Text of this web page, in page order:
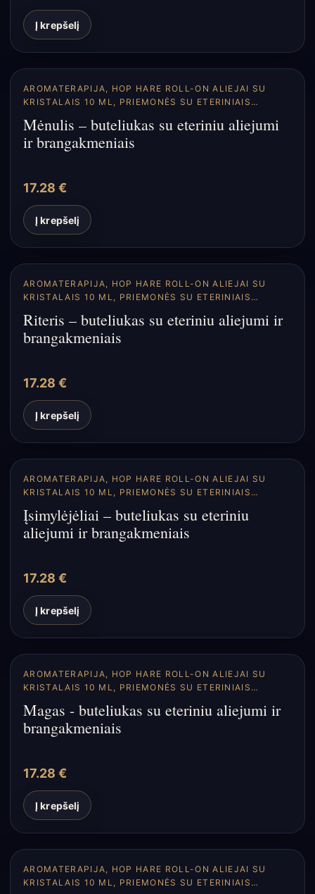
Į krepšelį
AROMATERAPIJA, HOP HARE ROLL-ON ALIEJAI SU
KRISTALAIS 10 ML, PRIEMONĖS SU ETERINIAIS
Mėnulis – buteliukas su eteriniu aliejumi
ir brangakmeniais
17.28 €
Į krepšelį
AROMATERAPIJA, HOP HARE ROLL-ON ALIEJAI SU
KRISTALAIS 10 ML, PRIEMONĖS SU ETERINIAIS
Riteris – buteliukas su eteriniu aliejumi ir
brangakmeniais
17.28 €
Į krepšelį
AROMATERAPIJA, HOP HARE ROLL-ON ALIEJAI SU
KRISTALAIS 10 ML, PRIEMONĖS SU ETERINIAIS
Įsimylėjėliai – buteliukas su eteriniu
aliejumi ir brangakmeniais
17.28 €
Į krepšelį
AROMATERAPIJA, HOP HARE ROLL-ON ALIEJAI SU
KRISTALAIS 10 ML, PRIEMONĖS SU ETERINIAIS
Magas - buteliukas su eteriniu aliejumi ir
brangakmeniais
17.28 €
Į krepšelį
AROMATERAPIJA, HOP HARE ROLL-ON ALIEJAI SU
KRISTALAIS 10 ML, PRIEMONĖS SU ETERINIAIS